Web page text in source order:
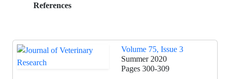
References
Volume 75, Issue 3
Summer 2020
Pages 300-309